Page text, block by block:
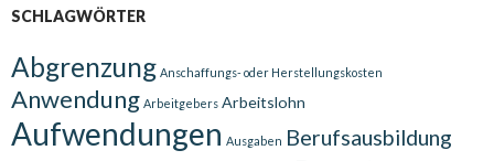
SCHLAGWÖRTER
Abgrenzung Anschaffungs- oder Herstellungskosten
Anwendung Arbeitgebers Arbeitslohn
Aufwendungen Ausgaben Berufsausbildung